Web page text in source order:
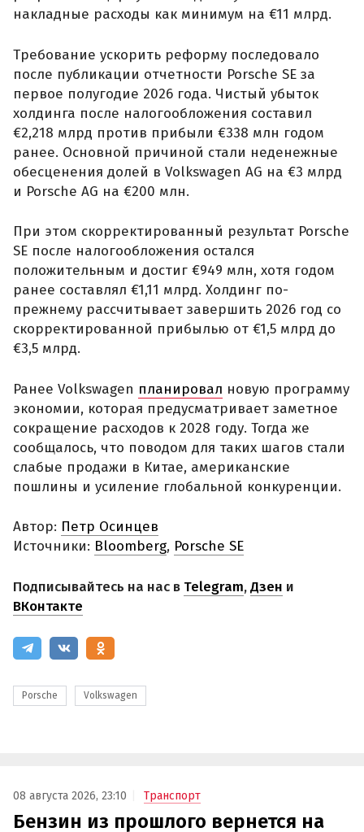
накладные расходы как минимум на €11 млрд.
Требование ускорить реформу последовало
после публикации отчетности Porsche SE за
первое полугодие 2026 года. Чистый убыток
холдинга после налогообложения составил
€2,218 млрд против прибыли €338 млн годом
ранее. Основной причиной стали неденежные
обесценения долей в Volkswagen AG на €3 млрд
и Porsche AG на €200 млн.
При этом скорректированный результат Porsche
SE после налогообложения остался
положительным и достиг €949 млн, хотя годом
ранее составлял €1,11 млрд. Холдинг по-
прежнему рассчитывает завершить 2026 год со
скорректированной прибылью от €1,5 млрд до
€3,5 млрд.
Ранее Volkswagen планировал новую программу
экономии, которая предусматривает заметное
сокращение расходов к 2028 году. Тогда же
сообщалось, что поводом для таких шагов стали
слабые продажи в Китае, американские
пошлины и усиление глобальной конкуренции.
Автор: Петр Осинцев
Источники: Bloomberg, Porsche SE
Подписывайтесь на нас в Telegram,Дзен и
ВКонтакте
Porsche Volkswagen
08 августа 2026, 23:10 Транспорт
Бензин из прошлого вернется на